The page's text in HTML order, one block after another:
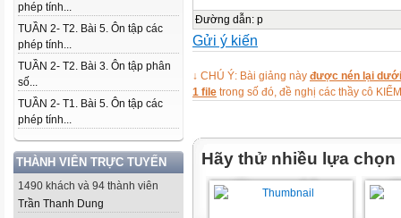
phép tính...
TUẦN 2- T2. Bài 5. Ôn tập các
phép tính...
TUẦN 2- T2. Bài 3. Ôn tập phân
số...
TUẦN 2- T1. Bài 5. Ôn tập các
phép tính...
THÀNH VIÊN TRỰC TUYẾN
1490 khách và 94 thành viên
Trần Thanh Dung
Đường dẫn: p
Gửi ý kiến
↓ CHÚ Ý: Bài giảng này được nén lại
1 file trong số đó, đề nghị các thầy cô
Hãy thử nhiều lựa chọn